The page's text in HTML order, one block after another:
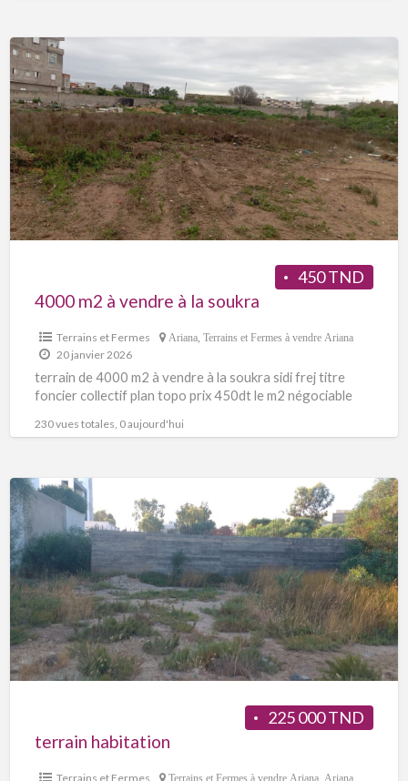
450 TND
4000 m2 à vendre à la soukra
Terrains et Fermes Ariana, Terrains et Fermes à vendre Ariana
20 janvier 2026
terrain de 4000 m2 à vendre à la soukra sidi frej titre
foncier collectif plan topo prix 450dt le m2 négociable
230 vues totales, 0 aujourd'hui
225 000 TND
terrain habitation
Terrains et Fermes Terrains et Fermes à vendre Ariana, Ariana